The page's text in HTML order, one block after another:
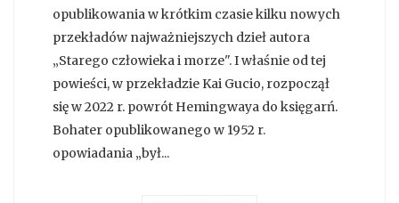
opublikowania w krótkim czasie kilku nowych
przekładów najważniejszych dzieł autora
„Starego człowieka i morze". I właśnie od tej
powieści, w przekładzie Kai Gucio, rozpoczął
się w 2022 r. powrót Hemingwaya do księgarń.
Bohater opublikowanego w 1952 r.
opowiadania „był...